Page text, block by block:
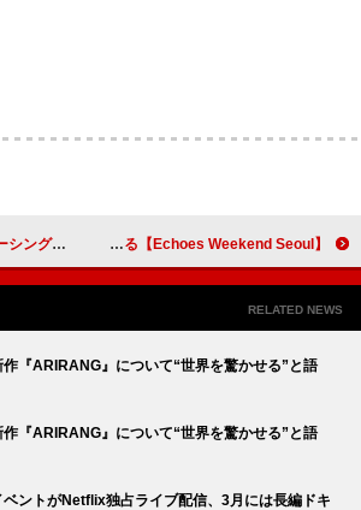
』4月リリース Aooo／NOMELON NOLEMON／asmiがソウルに集結、各ワンマン公演で構成される【Echoes Weekend Seoul】
RELATED NEWS
『ARIRANG』について“世界を驚かせる”と語
『ARIRANG』について“世界を驚かせる”と語
ントがNetflix独占ライブ配信、3月には長編ドキ